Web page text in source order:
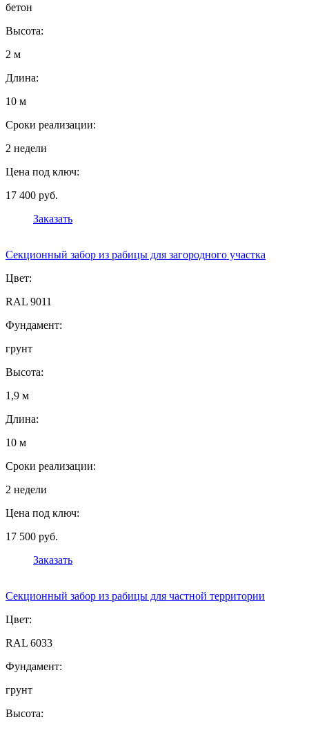
бетон
Высота:
2 м
Длина:
10 м
Сроки реализации:
2 недели
Цена под ключ:
17 400 руб.
Заказать
Секционный забор из рабицы для загородного участка
Цвет:
RAL 9011
Фундамент:
грунт
Высота:
1,9 м
Длина:
10 м
Сроки реализации:
2 недели
Цена под ключ:
17 500 руб.
Заказать
Секционный забор из рабицы для частной территории
Цвет:
RAL 6033
Фундамент:
грунт
Высота: